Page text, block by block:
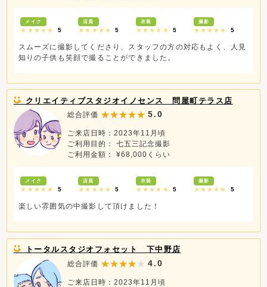
メイク
★★★★★ 5
店員
★★★★★ 5
衣装
★★★★★ 5
撮影
★★★★★ 5
スムーズに撮影してくださり、スタッフの方の対応もよく、人見
知りの子供も笑顔で撮ることができました。
クリエイティブスタジオイノセンス 問屋町テラス店
総合評価 5.0
ご来店日時：2023年11月頃
ご利用目的： 七五三記念撮影
ご利用金額： ¥68,000くらい
メイク
★★★★★ 5
店員
★★★★★ 5
衣装
★★★★★ 5
撮影
★★★★★ 5
楽しい雰囲気の中撮影して頂けました！
トータルスタジオフォセット 下中野店
総合評価 4.0
ご来店日時：2023年11月頃